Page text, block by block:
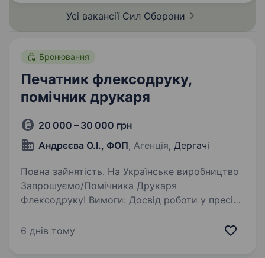
повернути…
Усі вакансії Сил Оборони
Бронювання
Печатник флексодруку,
помічник друкаря
20 000 – 30 000 грн
Андрєєва О.І., ФОП, Агенція, Дергачі
Повна зайнятість. На Українське виробництво
Запрошуємо/Помічника Друкаря
Флексодруку! Вимоги: Досвід роботи у пресі
вміти працювати на флексодрук, вміти
6 днів тому